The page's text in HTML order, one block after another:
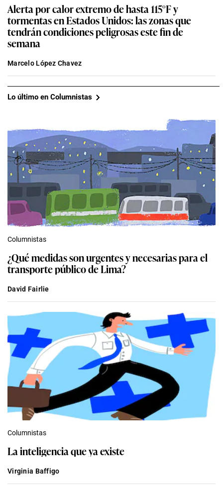
Alerta por calor extremo de hasta 115°F y
tormentas en Estados Unidos: las zonas que
tendrán condiciones peligrosas este fin de
semana
Marcelo López Chavez
Lo último en Columnistas
Columnistas
¿Qué medidas son urgentes y necesarias para el
transporte público de Lima?
David Fairlie
Columnistas
La inteligencia que ya existe
Virginia Baffigo